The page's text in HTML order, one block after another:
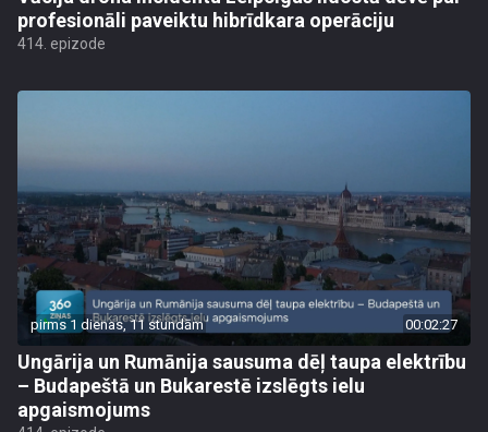
profesionāli paveiktu hibrīdkara operāciju
414. epizode
pirms 1 dienas, 11 stundām 00:02:27
Ungārija un Rumānija sausuma dēļ taupa elektrību
– Budapeštā un Bukarestē izslēgts ielu
apgaismojums